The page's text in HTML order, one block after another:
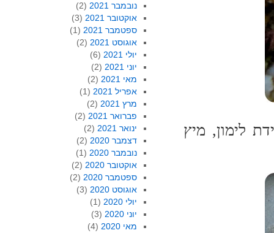
לימון, מיץ
נובמבר 2021
(2)
אוקטובר 2021
(3)
ספטמבר 2021
(1)
אוגוסט 2021
(2)
יולי 2021
(6)
יוני 2021
(2)
מאי 2021
(2)
אפריל 2021
(1)
מרץ 2021
(2)
פברואר 2021
(2)
ינואר 2021
(2)
דצמבר 2020
(2)
נובמבר 2020
(1)
אוקטובר 2020
(2)
ספטמבר 2020
(2)
אוגוסט 2020
(3)
יולי 2020
(1)
יוני 2020
(3)
מאי 2020
(4)